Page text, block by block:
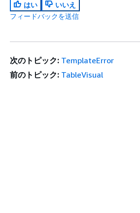
はい
いいえ
フィードバックを送信
次のトピック: TemplateError
前のトピック: TableVisual